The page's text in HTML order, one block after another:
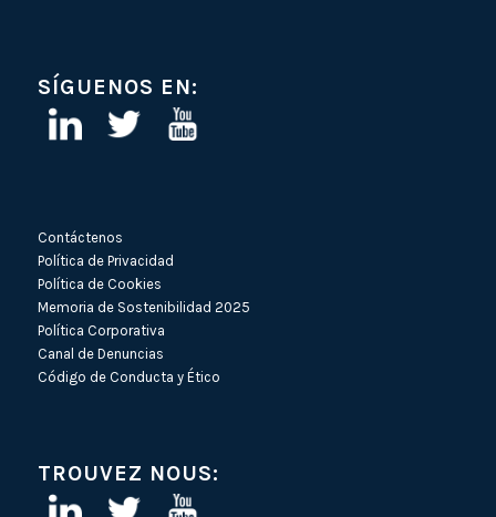
SÍGUENOS EN:
Contáctenos
Política de Privacidad
Política de Cookies
Memoria de Sostenibilidad 2025
Política Corporativa
Canal de Denuncias
Código de Conducta y Ético
TROUVEZ NOUS: